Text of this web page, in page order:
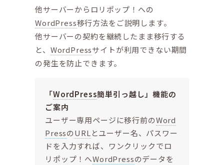
他サーバーからロリポップ！への
WordPress移行方法をご説明します。
他サーバーの契約を継続したまま移行する
と、 WordPressサイトが利用できない期間
の発生を防止できます。
「WordPress簡単引っ越し」機能の
ご案内
ユーザー専用ページに移行前のWord
PressのURL とユーザー名、パスワー
ドを入力すれば、ワンクリックでロ
リポップ！へWordPressのデータを